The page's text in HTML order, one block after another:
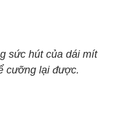
sức hút của dái mít
cưỡng lại được.